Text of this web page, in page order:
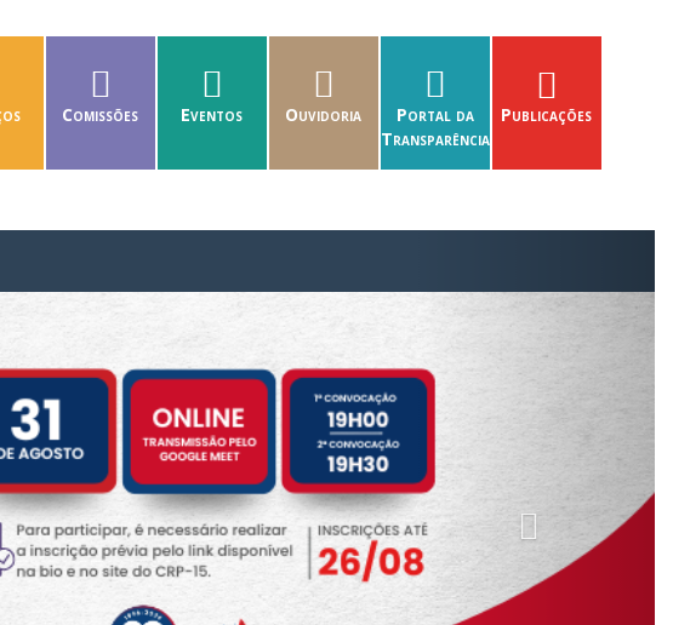
Comissões Eventos Ouvidoria
Portal da
Transparência
Publicações